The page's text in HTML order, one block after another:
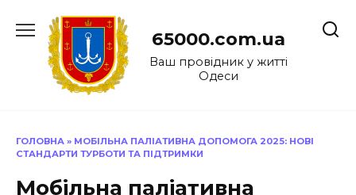
до
65000.com.ua
Ваш провідник у житті
Одеси
ГОЛОВНА » МОБІЛЬНА ПАЛІАТИВНА ДОПОМОГА 2025: НОВІ
СТАНДАРТИ ТУРБОТИ ТА ПІДТРИМКИ
Мобільна паліативна